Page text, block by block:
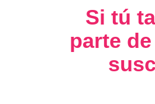
Si tú
parte